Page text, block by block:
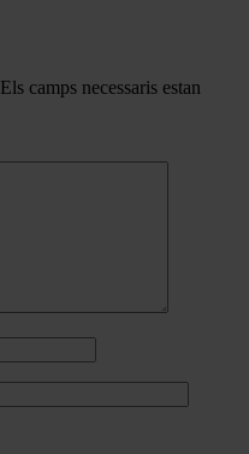
Els camps necessaris estan